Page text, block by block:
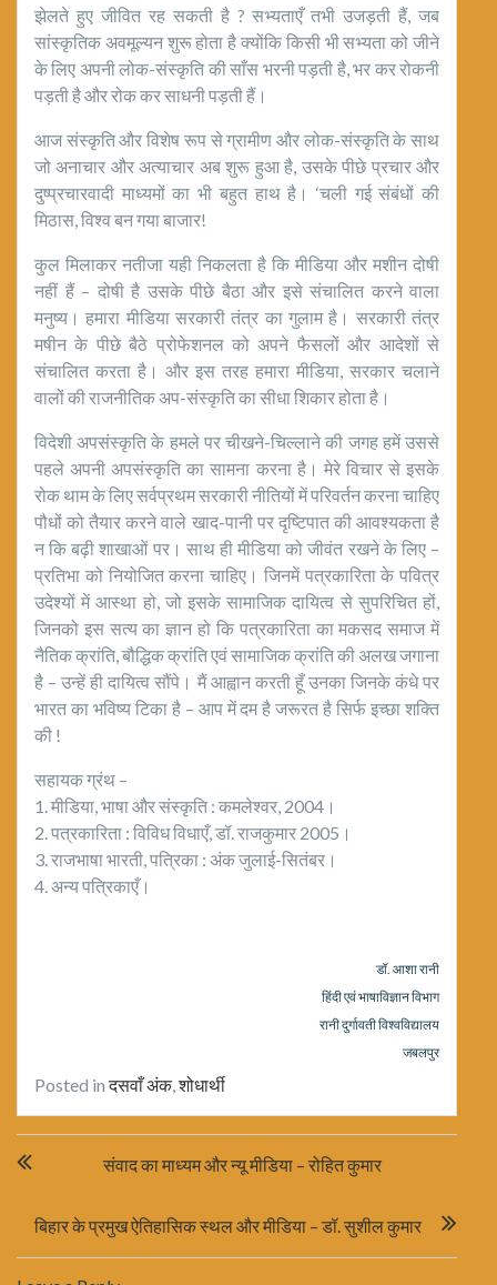
झेलते हुए जीवित रह सकती है ? सभ्यताएँ तभी उजड़ती हैं, जब
सांस्कृतिक अवमूल्यन शुरू होता है क्योंकि किसी भी सभ्यता को जीने
के लिए अपनी लोक-संस्कृति की साँस भरनी पड़ती है, भर कर रोकनी
पड़ती है और रोक कर साधनी पड़ती हैं।
आज संस्कृति और विशेष रूप से ग्रामीण और लोक-संस्कृति के साथ
जो अनाचार और अत्याचार अब शुरू हुआ है, उसके पीछे प्रचार और
दुष्प्रचारवादी माध्यमों का भी बहुत हाथ है। ‘चली गई संबंधों की
मिठास, विश्व बन गया बाजार!
कुल मिलाकर नतीजा यही निकलता है कि मीडिया और मशीन दोषी
नहीं हैं – दोषी है उसके पीछे बैठा और इसे संचालित करने वाला
मनुष्य। हमारा मीडिया सरकारी तंत्र का गुलाम है। सरकारी तंत्र
मषीन के पीछे बैठे प्रोफेशनल को अपने फैसलों और आदेशों से
संचालित करता है। और इस तरह हमारा मीडिया, सरकार चलाने
वालों की राजनीतिक अप-संस्कृति का सीधा शिकार होता है।
विदेशी अपसंस्कृति के हमले पर चीखने-चिल्लाने की जगह हमें उससे
पहले अपनी अपसंस्कृति का सामना करना है। मेरे विचार से इसके
रोक थाम के लिए सर्वप्रथम सरकारी नीतियों में परिवर्तन करना चाहिए
पौधों को तैयार करने वाले खाद-पानी पर दृष्टिपात की आवश्यकता है
न कि बढ़ी शाखाओं पर। साथ ही मीडिया को जीवंत रखने के लिए –
प्रतिभा को नियोजित करना चाहिए। जिनमें पत्रकारिता के पवित्र
उदेश्यों में आस्था हो, जो इसके सामाजिक दायित्व से सुपरिचित हों,
जिनको इस सत्य का ज्ञान हो कि पत्रकारिता का मकसद समाज में
नैतिक क्रांति, बौद्धिक क्रांति एवं सामाजिक क्रांति की अलख जगाना
है – उन्हें ही दायित्व सौंपे। मैं आह्वान करती हूँ उनका जिनके कंधे पर
भारत का भविष्य टिका है – आप में दम है जरूरत है सिर्फ इच्छा शक्ति
की !
सहायक ग्रंथ –
1. मीडिया, भाषा और संस्कृति : कमलेश्वर, 2004।
2. पत्रकारिता : विविध विधाएँ, डॉ. राजकुमार 2005।
3. राजभाषा भारती, पत्रिका : अंक जुलाई-सितंबर।
4. अन्य पत्रिकाएँ।
डॉ. आशा रानी
हिंदी एवं भाषाविज्ञान विभाग
रानी दुर्गावती विश्वविद्यालय
जबलपुर
Posted inदसवाँ अंक,शोधार्थी
navigationसंवाद का माध्यम और न्यू मीडिया – रोहित कुमार
बिहार के प्रमुख ऐतिहासिक स्थल और मीडिया – डॉ. सुशील कुमार